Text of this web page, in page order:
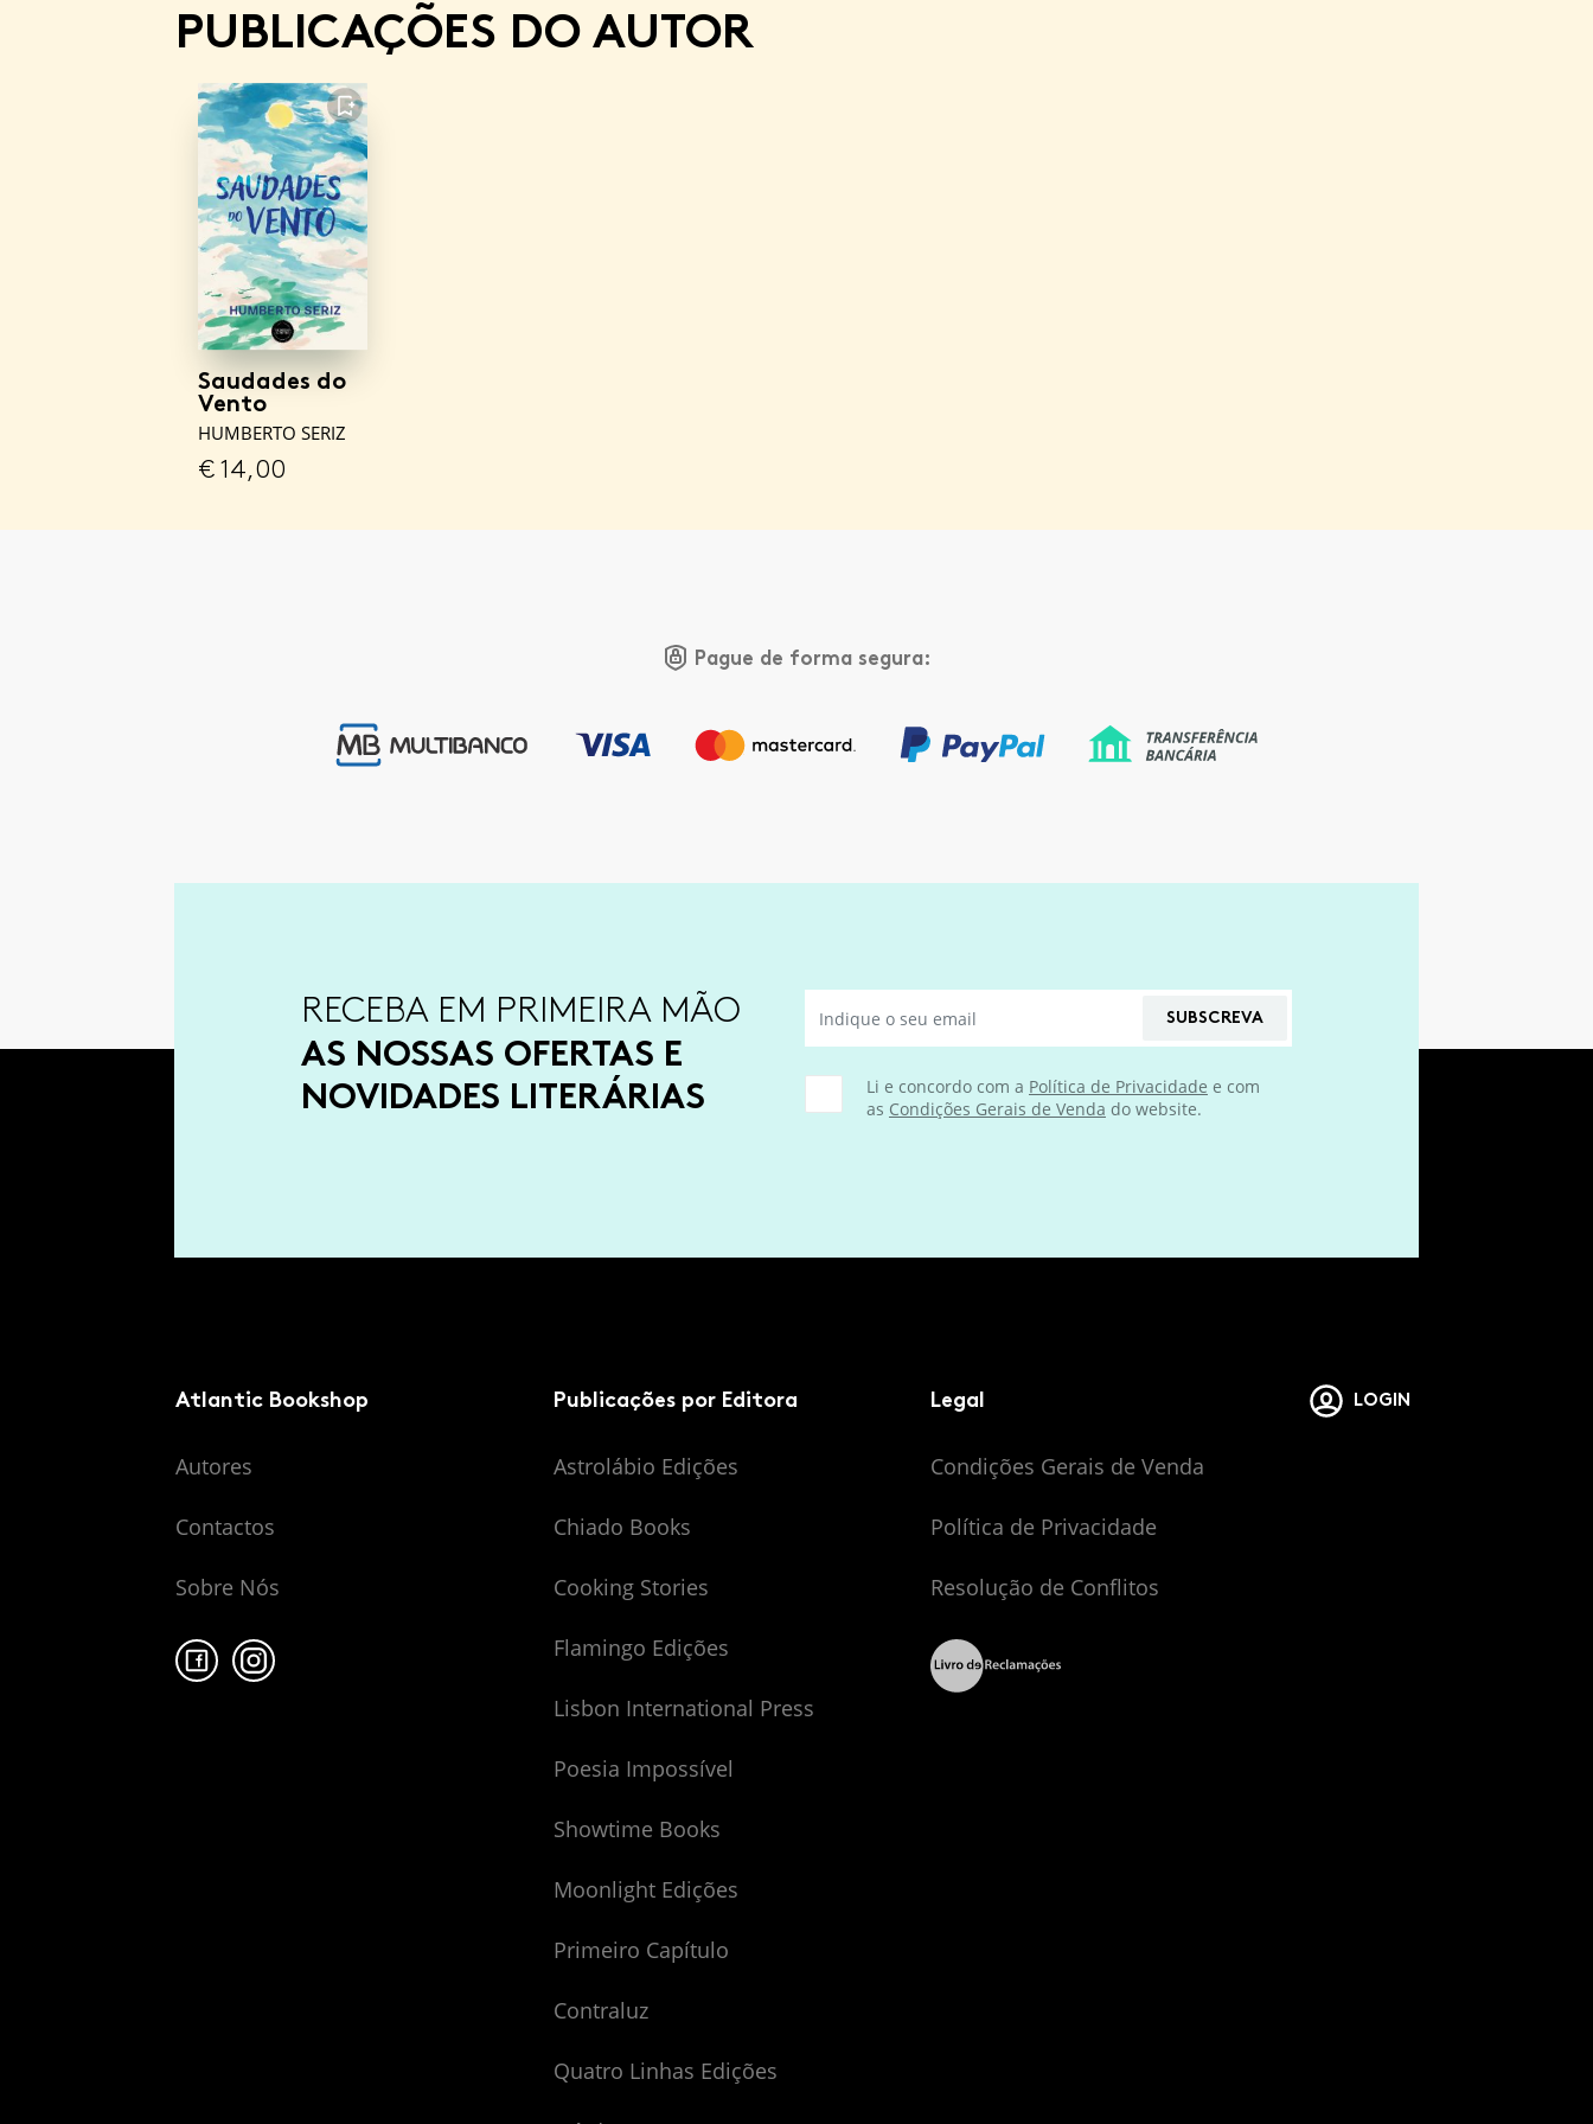
PUBLICAÇÕES DO AUTOR
FAVORITO
Saudades do
Vento
HUMBERTO SERIZ
€14,00
Pague de forma segura:
RECEBA EM PRIMEIRA MÃO
AS NOSSAS OFERTAS E
NOVIDADES LITERÁRIAS
SUBSCREVA
Li e concordo com a Política de Privacidade e com
as Condições Gerais de Venda do website.
LOGIN
Atlantic Bookshop
Autores
Contactos
Sobre Nós
Publicações por Editora
Astrolábio Edições
Chiado Books
Cooking Stories
Flamingo Edições
Lisbon International Press
Poesia Impossível
Showtime Books
Moonlight Edições
Primeiro Capítulo
Contraluz
Quatro Linhas Edições
Legal
Condições Gerais de Venda
Política de Privacidade
Resolução de Conflitos